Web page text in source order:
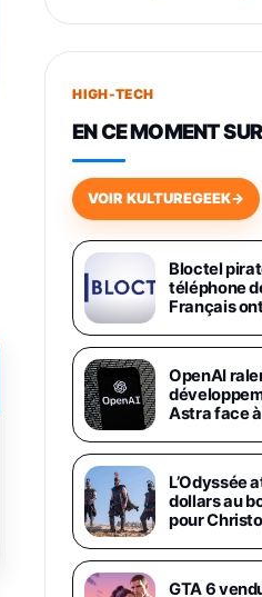
749,99€
648,63€
Smartphone
Galaxy AI, 512
Secteur
Smartphone
Version FR
1019€1399€
Galaxy S26
1019€ 1399€
Galaxy S26
892€1199€
Philips
Enfant - Bleu
5 Casques,
24,94€ 29,96€
HIGH-TECH
EN CE MOMENT
VOIR KULTUREGEEK→
Bloctel
téléphone
Français
OpenAI
Astra face
L’Odyssée
dollars au
pour
GTA 6